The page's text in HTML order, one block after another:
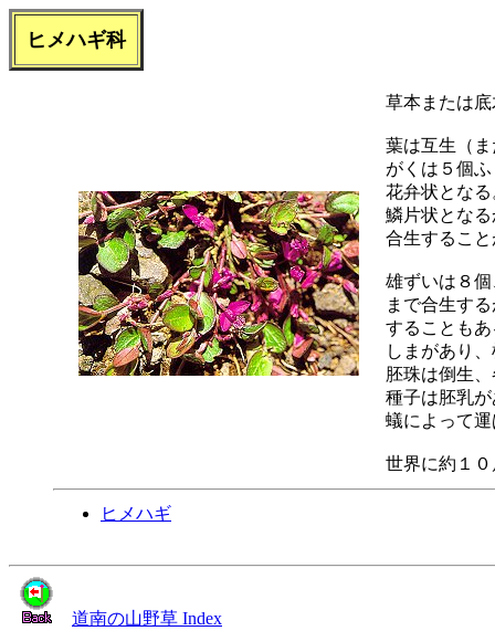
ヒメハギ科
草本または
葉は互生（
がくは５個
花弁状とな
鱗片状とな
合生するこ
雄ずいは８
まで合生す
することも
しまがあり
胚珠は倒生
種子は胚乳
蟻によって
世界に約１
ヒメハギ
道南の山野草 Index